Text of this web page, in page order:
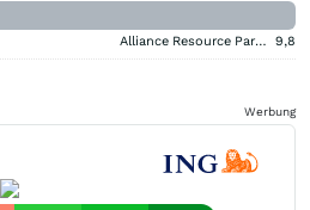
Alliance Resource Partners 9,8
Werbung